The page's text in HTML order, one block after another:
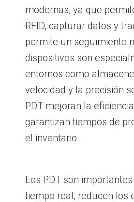
modernas, ya que
RFID, capturar datos y
permite un seguimiento
dispositivos son
entornos como
velocidad y la precisión
PDT mejoran la
garantizan tiempos de
el inventario.
Los PDT son
tiempo real, reducen los